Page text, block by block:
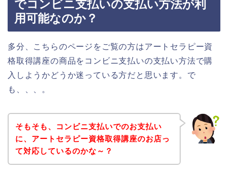
でコンビニ支払いの支払い方法が利
用可能なのか？
多分、こちらのページをご覧の方はアートセラピー資
格取得講座の商品をコンビニ支払いの支払い方法で購
入しようかどうか迷っている方だと思います。で
も、、、。
そもそも、コンビニ支払いでのお支払い
に、アートセラピー資格取得講座のお店っ
て対応しているのかな～？